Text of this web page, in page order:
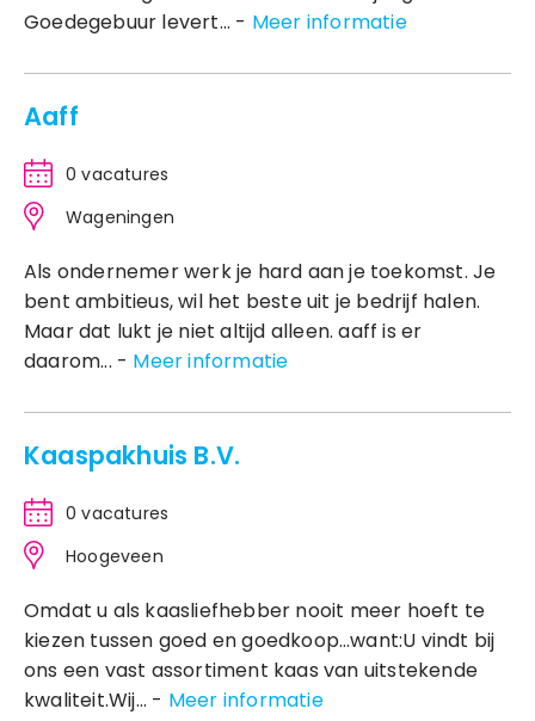
Goedegebuur levert... - Meer informatie
Aaff
0 vacatures
Wageningen
Als ondernemer werk je hard aan je toekomst. Je
bent ambitieus, wil het beste uit je bedrijf halen.
Maar dat lukt je niet altijd alleen. aaff is er
daarom... - Meer informatie
Kaaspakhuis B.V.
0 vacatures
Hoogeveen
Omdat u als kaasliefhebber nooit meer hoeft te
kiezen tussen goed en goedkoop…want:U vindt bij
ons een vast assortiment kaas van uitstekende
kwaliteit.Wij... - Meer informatie